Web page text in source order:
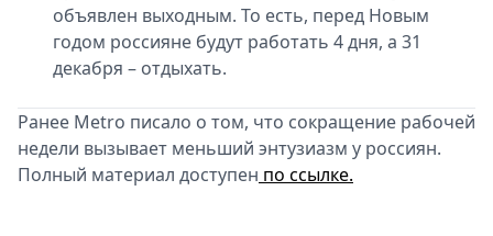
объявлен выходным. То есть, перед Новым
годом россияне будут работать 4 дня, а 31
декабря – отдыхать.
Ранее Metro писало о том, что сокращение рабочей
недели вызывает меньший энтузиазм у россиян.
Полный материал доступен по ссылке.